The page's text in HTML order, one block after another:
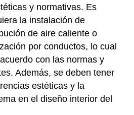
y normativas. Es
la instalación de
de aire caliente o
por conductos, lo cual
con las normas y
Además, se deben tener
estéticas y la
en el diseño interior del